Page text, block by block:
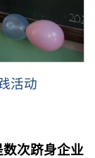
活动
次跻身企业